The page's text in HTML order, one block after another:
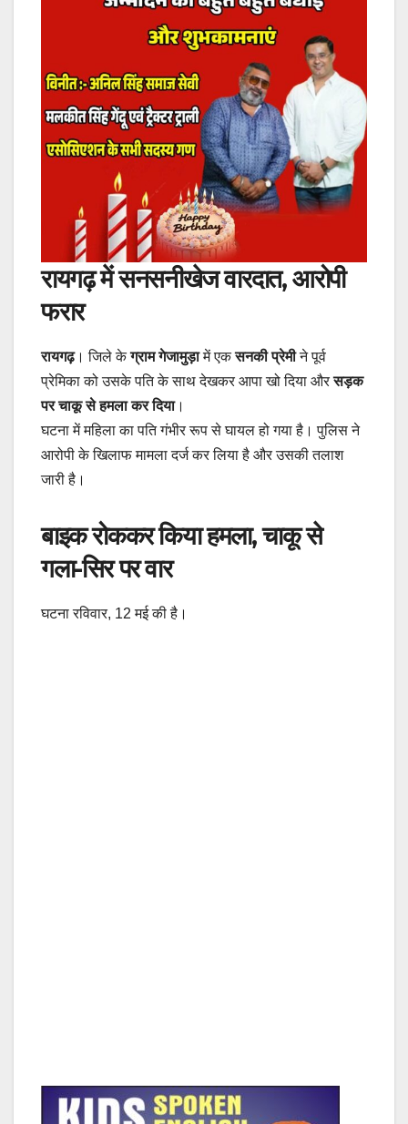
रायगढ़ में सनसनीखेज वारदात, आरोपी
फरार
रायगढ़। जिले केग्राम गेजामुड़ामें एकसनकी प्रेमीने पूर्व
प्रेमिका को उसके पति के साथ देखकर आपा खो दिया औरसड़क
पर चाकू से हमला कर दिया।
घटना में महिला का पति गंभीर रूप से घायल हो गया है। पुलिस ने
आरोपी के खिलाफ मामला दर्ज कर लिया है और उसकी तलाश
जारी है।
बाइक रोककर किया हमला, चाकू से
गला-सिर पर वार
घटना रविवार, 12 मई की है।